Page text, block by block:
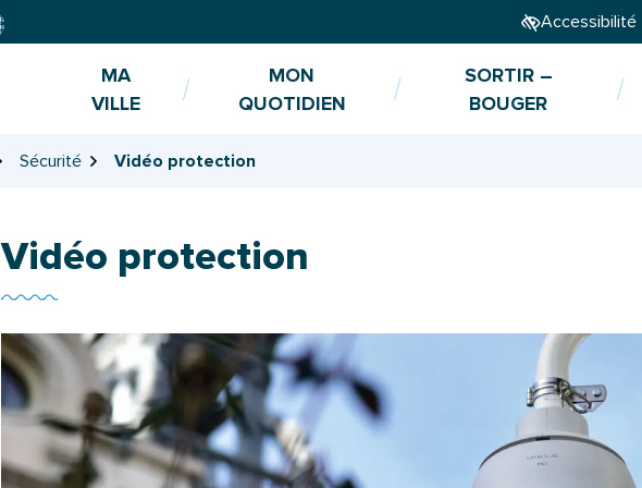
Accessibilité
MA
VILLE
MON
QUOTIDIEN
SORTIR –
BOUGER
Sécurité Vidéo protection
Vidéo protection